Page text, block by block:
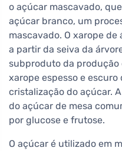
o açúcar mascavado,
açúcar branco, um
mascavado. O xarope
a partir da seiva da
subproduto da produção
xarope espesso e
cristalização do açúcar.
do açúcar de mesa
por glucose e frutose.
O açúcar é utilizado em